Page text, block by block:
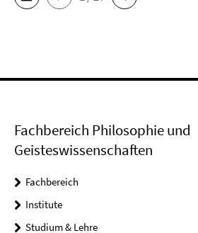
Fachbereich Philosophie und
Geisteswissenschaften
Fachbereich
Institute
Studium & Lehre